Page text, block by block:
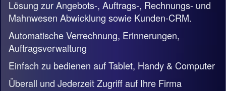
Lösung zur Angebots-, Auftrags-, Rechnungs- und
Mahnwesen Abwicklung sowie Kunden-CRM.
Automatische Verrechnung, Erinnerungen,
Auftragsverwaltung
Einfach zu bedienen auf Tablet, Handy & Computer
Überall und Jederzeit Zugriff auf Ihre Firma